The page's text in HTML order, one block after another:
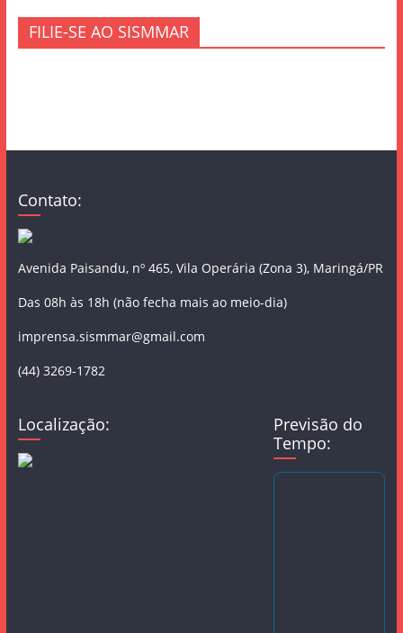
FILIE-SE AO SISMMAR
Contato:
Avenida Paisandu, nº 465, Vila Operária (Zona 3), Maringá/PR
Das 08h às 18h (não fecha mais ao meio-dia)
imprensa.sismmar@gmail.com
(44) 3269-1782
Localização:
Previsão do
Tempo: